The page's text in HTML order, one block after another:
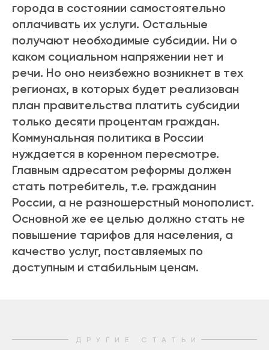
города в состоянии самостоятельно
оплачивать их услуги. Остальные
получают необходимые субсидии. Ни о
каком социальном напряжении нет и
речи. Но оно неизбежно возникнет в тех
регионах, в которых будет реализован
план правительства платить субсидии
только десяти процентам граждан.
Коммунальная политика в России
нуждается в коренном пересмотре.
Главным адресатом реформы должен
стать потребитель, т.е. гражданин
России, а не разношерстный монополист.
Основной же ее целью должно стать не
повышение тарифов для населения, а
качество услуг, поставляемых по
доступным и стабильным ценам.
ДРУГИЕ СТАТЬИ